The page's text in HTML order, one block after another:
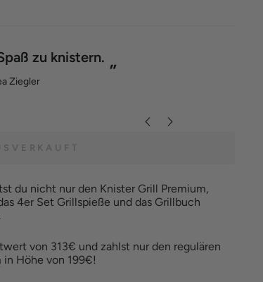
”
zu knistern.
Ziegler
du nicht nur den Knister Grill Premium,
4er Set Grillspieße und das Grillbuch
von 313€ und zahlst nur den regulären
in Höhe von 199€!